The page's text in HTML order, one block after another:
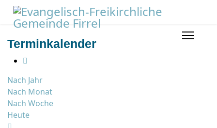
Terminkalender
Nach Jahr
Nach Monat
Nach Woche
Heute